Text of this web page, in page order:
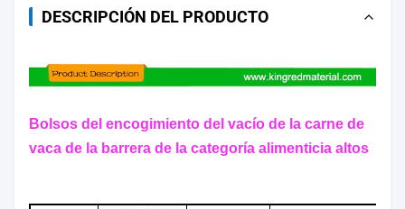
DESCRIPCIÓN DEL PRODUCTO
Bolsos del encogimiento del vacío de la carne de
vaca de la barrera de la categoría alimenticia altos